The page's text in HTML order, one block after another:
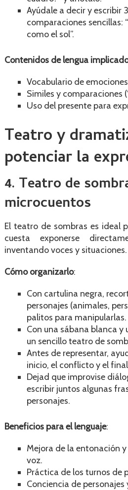
Ayúdale a decir y escribir
comparaciones sencillas:
como el sol”.
Contenidos de lengua
Vocabulario de
Similes y comparaciones
Uso del presente para
Teatro y
potenciar la
4. Teatro de
microcuentos
El teatro de sombras es ideal
cuesta exponerse
inventando voces y situaciones.
Cómo organizarlo:
Con cartulina negra,
personajes (animales,
palitos para manipularlas.
Con una sábana blanca
un sencillo teatro de
Antes de representar,
inicio, el conflicto y el
Dejad que improvise
escribir juntos algunas
personajes.
Beneficios para el lenguaje:
Mejora de la entonación
voz.
Práctica de los turnos de
Conciencia de